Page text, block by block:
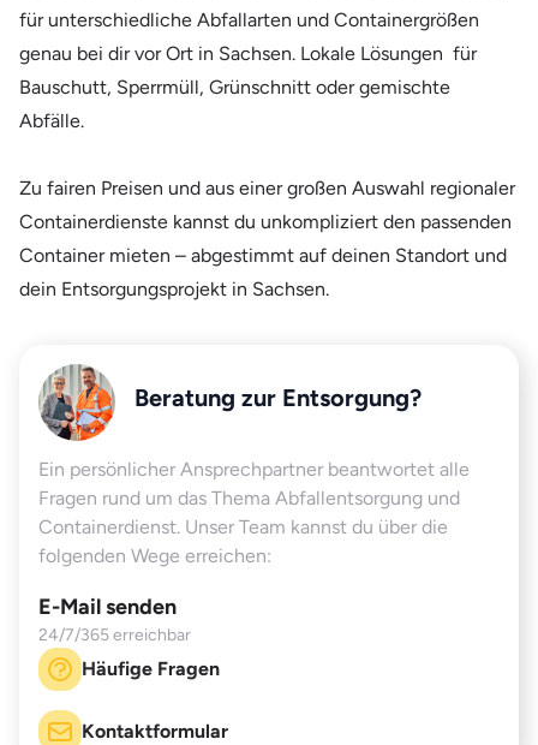
für unterschiedliche Abfallarten und Containergrößen
genau bei dir vor Ort in Sachsen. Lokale Lösungen für
Bauschutt, Sperrmüll, Grünschnitt oder gemischte
Abfälle.
Zu fairen Preisen und aus einer großen Auswahl regionaler
Containerdienste kannst du unkompliziert den passenden
Container mieten – abgestimmt auf deinen Standort und
dein Entsorgungsprojekt in Sachsen.
Beratung zur Entsorgung?
Ein persönlicher Ansprechpartner beantwortet alle
Fragen rund um das Thema Abfallentsorgung und
Containerdienst. Unser Team kannst du über die
folgenden Wege erreichen:
E-Mail senden
24/7/365 erreichbar
Häufige Fragen
Kontaktformular